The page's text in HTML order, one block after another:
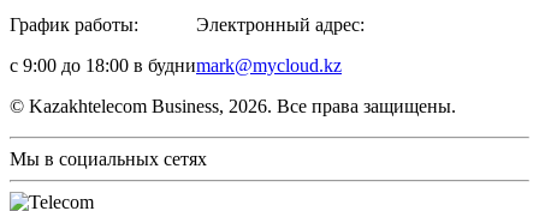
График работы:
с 9:00 до 18:00 в будни
Электронный адрес:
mark@mycloud.kz
© Kazakhtelecom Business, 2026. Все права защищены.
Мы в социальных сетях